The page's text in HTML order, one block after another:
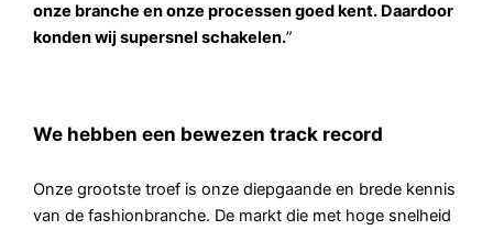
onze branche en onze processen goed kent. Daardoor
konden wij supersnel schakelen.”
We hebben een bewezen track record
Onze grootste troef is onze diepgaande en brede kennis
van de fashionbranche. De markt die met hoge snelheid